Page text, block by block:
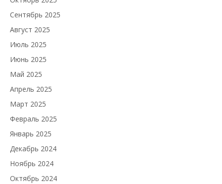
Сентябрь 2025
Август 2025
Июль 2025
Июнь 2025
Май 2025
Апрель 2025
Март 2025
Февраль 2025
Январь 2025
Декабрь 2024
Ноябрь 2024
Октябрь 2024